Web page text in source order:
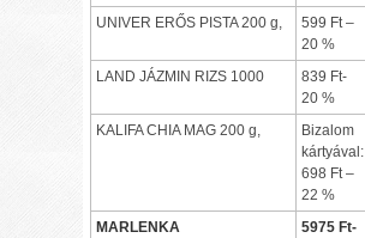
UNIVER ERŐS PISTA 200 g,
599 Ft –
20 %
LAND JÁZMIN RIZS 1000
839 Ft-
20 %
KALIFA CHIA MAG 200 g,
Bizalom
kártyával:
698 Ft –
22 %
MARLENKA
5975 Ft-